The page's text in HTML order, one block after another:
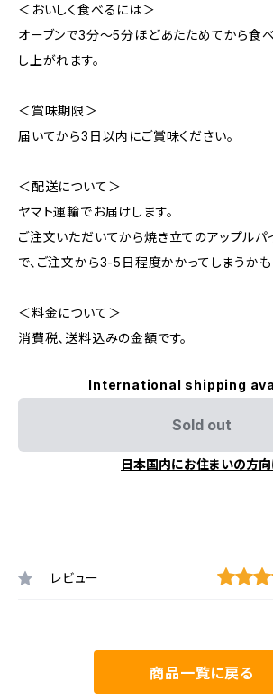
＜おいしく食べるには＞
オーブンで3分〜5分ほどあたためてから食
し上がれます。
＜賞味期限＞
届いてから3日以内にご賞味ください。
＜配送について＞
ヤマト運輸でお届けします。
ご注文いただいてから焼き立てのアップルパ
で、ご注文から3-5日程度かかってしまうかも
＜料金について＞
消費税、送料込みの金額です。
International shipping
Sold out
日本国内にお住まいの方
レビュー
商品一覧に戻る